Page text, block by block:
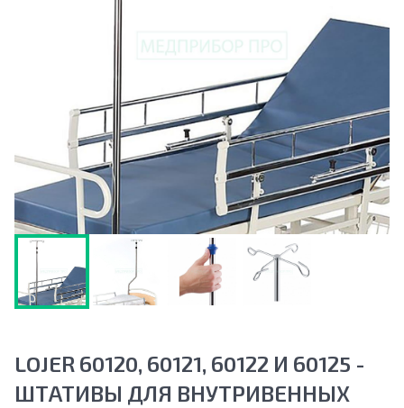
LOJER 60120, 60121, 60122 И 60125 -
ШТАТИВЫ ДЛЯ ВНУТРИВЕННЫХ